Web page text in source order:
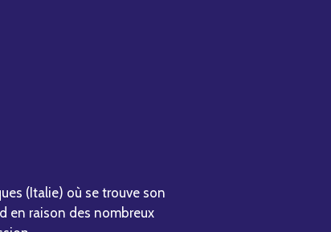
(Italie) où se trouve son
en raison des nombreux